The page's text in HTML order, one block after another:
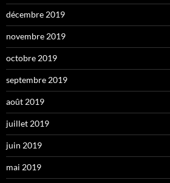
décembre 2019
novembre 2019
octobre 2019
septembre 2019
août 2019
juillet 2019
juin 2019
mai 2019